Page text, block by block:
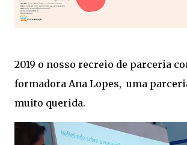
2019 o nosso recreio de parceria
formadora Ana Lopes, uma
muito querida.